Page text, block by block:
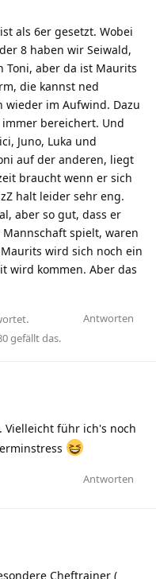
als 6er gesetzt. Wobei
8 haben wir Seiwald,
Toni, aber da ist Maurits
die kannst ned
wieder im Aufwind. Dazu
bereichert. Und
Juno, Luka und
auf der anderen, liegt
braucht wenn er sich
halt leider sehr eng.
aber so gut, dass er
spielt, waren
wird sich noch ein
wird kommen. Aber das
Antworten
gefällt das.
Vielleicht führ ich's noch
Antworten
Cheftrainer (